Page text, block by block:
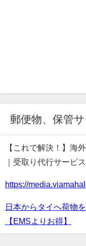
郵便物、保管
【これで解決！】海
｜受取り代行サービ
https://
日本からタイへ荷物
【EMSよりお得】